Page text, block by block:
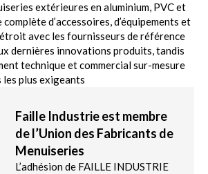
extérieures en aluminium, PVC et
d’accessoires, d’équipements et
avec les fournisseurs de référence
dernières innovations produits, tandis
technique et commercial sur-mesure
plus exigeants
Faille Industrie est membre
de l’Union des Fabricants de
Menuiseries
L’adhésion de FAILLE INDUSTRIE